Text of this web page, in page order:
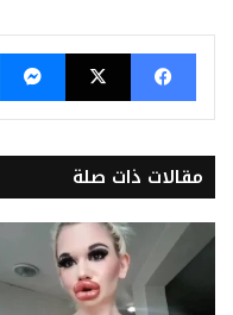
فيسبوك ‫X
مقالات ذات صلة